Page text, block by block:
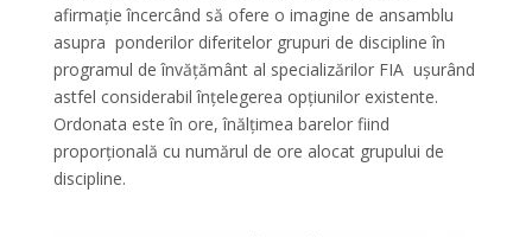
afirmație încercând să ofere o imagine de ansamblu
asupra ponderilor diferitelor grupuri de discipline în
programul de învățământ al specializărilor FIA ușurând
astfel considerabil înțelegerea opțiunilor existente.
Ordonata este în ore, înălțimea barelor fiind
proporțională cu numărul de ore alocat grupului de
discipline.